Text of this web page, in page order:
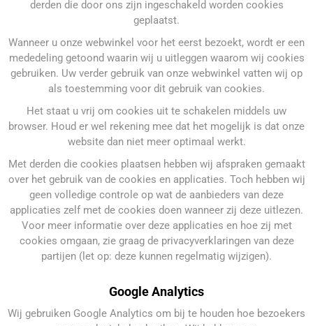
derden die door ons zijn ingeschakeld worden cookies
geplaatst.
Wanneer u onze webwinkel voor het eerst bezoekt, wordt er een
mededeling getoond waarin wij u uitleggen waarom wij cookies
gebruiken. Uw verder gebruik van onze webwinkel vatten wij op
als toestemming voor dit gebruik van cookies.
Het staat u vrij om cookies uit te schakelen middels uw
browser. Houd er wel rekening mee dat het mogelijk is dat onze
website dan niet meer optimaal werkt.
Met derden die cookies plaatsen hebben wij afspraken gemaakt
over het gebruik van de cookies en applicaties. Toch hebben wij
geen volledige controle op wat de aanbieders van deze
applicaties zelf met de cookies doen wanneer zij deze uitlezen.
Voor meer informatie over deze applicaties en hoe zij met
cookies omgaan, zie graag de privacyverklaringen van deze
partijen (let op: deze kunnen regelmatig wijzigen).
Google Analytics
Wij gebruiken Google Analytics om bij te houden hoe bezoekers